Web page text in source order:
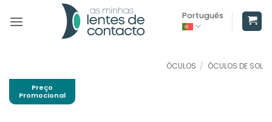
Português
ÓCULOS / ÓCULOS DE SOL
Preço
Promocional